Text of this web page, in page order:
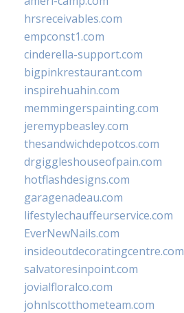
hrsreceivables.com
empconst1.com
cinderella-support.com
bigpinkrestaurant.com
inspirehuahin.com
memmingerspainting.com
jeremypbeasley.com
thesandwichdepotcos.com
drgiggleshouseofpain.com
hotflashdesigns.com
garagenadeau.com
lifestylechauffeurservice.com
EverNewNails.com
insideoutdecoratingcentre.com
salvatoresinpoint.com
jovialfloralco.com
johnlscotthometeam.com